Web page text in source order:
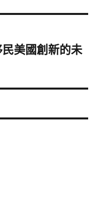
美國創新的未